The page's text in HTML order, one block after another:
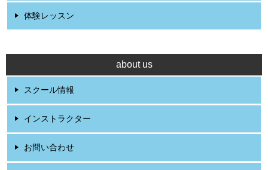
体験レッスン
about us
スクール情報
インストラクター
お問い合わせ